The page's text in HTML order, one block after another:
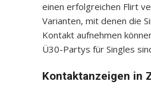
einen erfolgreichen Flirt
Varianten, mit denen die
Kontakt aufnehmen
Ü30-Partys für Singles
Kontaktanzeigen in